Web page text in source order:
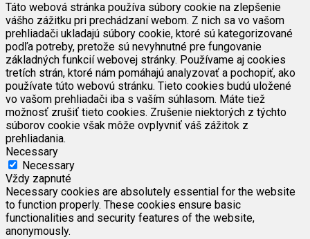
Táto webová stránka používa súbory cookie na zlepšenie
vášho zážitku pri prechádzaní webom. Z nich sa vo vašom
prehliadači ukladajú súbory cookie, ktoré sú kategorizované
podľa potreby, pretože sú nevyhnutné pre fungovanie
základných funkcií webovej stránky. Používame aj cookies
tretích strán, ktoré nám pomáhajú analyzovať a pochopiť, ako
používate túto webovú stránku. Tieto cookies budú uložené
vo vašom prehliadači iba s vaším súhlasom. Máte tiež
možnosť zrušiť tieto cookies. Zrušenie niektorých z týchto
súborov cookie však môže ovplyvniť váš zážitok z
prehliadania.
Necessary
Necessary
Vždy zapnuté
Necessary cookies are absolutely essential for the website
to function properly. These cookies ensure basic
functionalities and security features of the website,
anonymously.